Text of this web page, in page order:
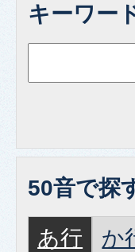
キーワー
50音で探
あ行 か